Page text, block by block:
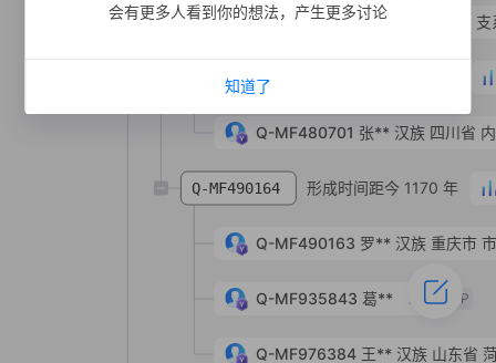
Q-MF480697 形成时间距今 2800 年 支
Q-MF480702
Q-MF490164 形成时间距今 1170 年
Q-MF480701 张** 汉族 四川省
Q-MF490163 罗** 汉族 重庆市
Q-MF935843 葛** SNP
Q-MF976384 王** 汉族 山东省
会有更多人看到你的想法，产生更多讨论
知道了